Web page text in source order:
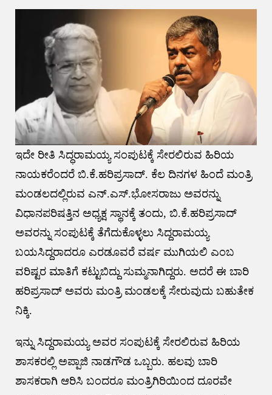
ಇದೇ ರೀತಿ ಸಿದ್ಧರಾಮಯ್ಯ ಸಂಪುಟಕ್ಕೆ ಸೇರಲಿರುವ ಹಿರಿಯ
ನಾಯಕರೆಂದರೆ ಬಿ.ಕೆ.ಹರಿಪ್ರಸಾದ್. ಕೆಲ ದಿನಗಳ ಹಿಂದೆ ಮಂತ್ರಿ
ಮಂಡಲದಲ್ಲಿರುವ ಎನ್.ಎಸ್.ಭೋಸರಾಜು ಅವರನ್ನು
ವಿಧಾನಪರಿಷತ್ತಿನ ಅಧ್ಯಕ್ಷ ಸ್ಥಾನಕ್ಕೆ ತಂದು, ಬಿ.ಕೆ.ಹರಿಪ್ರಸಾದ್
ಅವರನ್ನು ಸಂಪುಟಕ್ಕೆ ತೆಗೆದುಕೊಳ್ಳಲು ಸಿದ್ದರಾಮಯ್ಯ
ಬಯಸಿದ್ದರಾದರೂ ಎರಡೂವರೆ ವರ್ಷ ಮುಗಿಯಲಿ ಎಂಬ
ವರಿಷ್ಟರ ಮಾತಿಗೆ ಕಟ್ಟುಬಿದ್ದು ಸುಮ್ಮನಾಗಿದ್ದರು. ಅದರೆ ಈ ಬಾರಿ
ಹರಿಪ್ರಸಾದ್ ಅವರು ಮಂತ್ರಿ ಮಂಡಲಕ್ಕೆ ಸೇರುವುದು ಬಹುತೇಕ
ನಿಕ್ಕಿ.
ಇನ್ನು ಸಿದ್ದರಾಮಯ್ಯ ಅವರ ಸಂಪುಟಕ್ಕೆ ಸೇರಲಿರುವ ಹಿರಿಯ
ಶಾಸಕರಲ್ಲಿ ಅಪ್ಪಾಜಿ ನಾಡಗೌಡ ಒಬ್ಬರು. ಹಲವು ಬಾರಿ
ಶಾಸಕರಾಗಿ ಆರಿಸಿ ಬಂದರೂ ಮಂತ್ರಿಗಿರಿಯಿಂದ ದೂರವೇ